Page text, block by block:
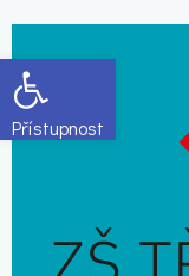
Open toolbar